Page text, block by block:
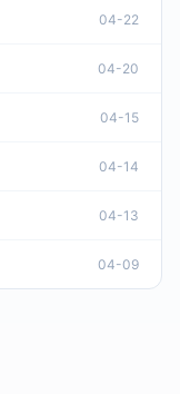
04-22
04-20
04-15
04-14
04-13
04-09